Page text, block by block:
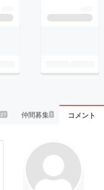
27 仲間募集 1 コメント